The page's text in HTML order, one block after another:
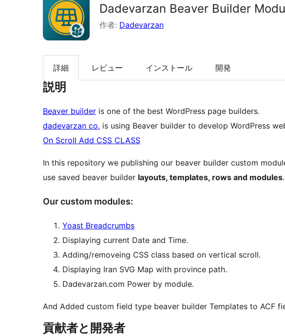
索
Dadevarzan Beaver Builder
作者: Dadevarzan
詳細 レビュー インストール 開発
説明
Beaver builder is one of the best WordPress page builders.
dadevarzan co. is using Beaver builder to develop WordPress
On Scroll Add CSS CLASS
In this repository we publishing our beaver builder custom
use saved beaver builder layouts, templates, rows and modules.
Our custom modules:
Yoast Breadcrumbs
Displaying current Date and Time.
Adding/removeing CSS class based on vertical scroll.
Displaying Iran SVG Map with province path.
Dadevarzan.com Power by module.
And Added custom field type beaver builder Templates to ACF
貢献者と開発者